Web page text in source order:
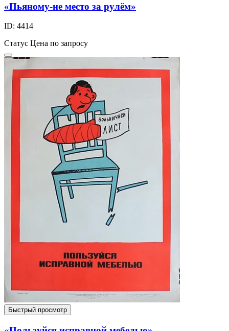
«Пьяному-не место за рулём»
ID: 4414
Статус Цена по запросу
Быстрый просмотр